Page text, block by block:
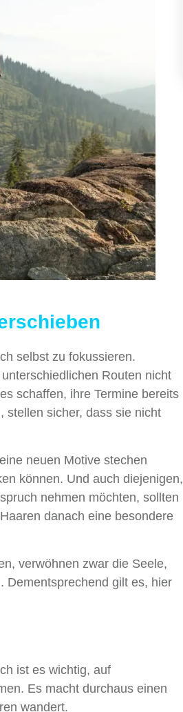
selbst zu fokussieren.
Routen nicht
schaffen, ihre Termine bereits
stellen sicher, dass sie nicht
neuen Motive stechen
können. Und auch diejenigen,
nehmen möchten, sollten
danach eine besondere
verwöhnen zwar die Seele,
Dementsprechend gilt es, hier
ist es wichtig, auf
Es macht durchaus einen
wandert.